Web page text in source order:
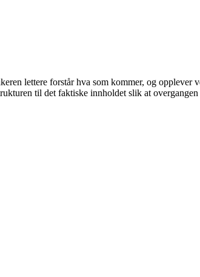
lettere forstår hva som kommer, og opplever
til det faktiske innholdet slik at